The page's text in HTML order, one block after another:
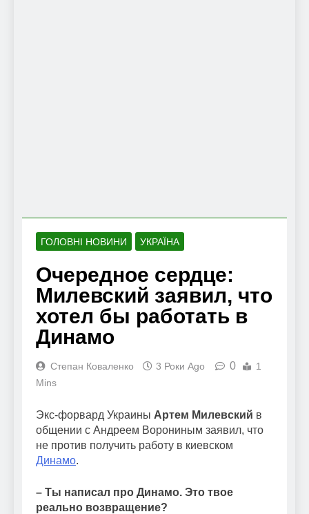
ГОЛОВНІ НОВИНИ УКРАЇНА
Очередное сердце:
Милевский заявил, что
хотел бы работать в
Динамо
Степан Коваленко 3 Роки Ago 0
1
Mins
Экс-форвард Украины Артем Милевский в
общении с Андреем Ворониным заявил, что
не против получить работу в киевском
Динамо.
– Ты написал про Динамо. Это твое
реально возвращение?